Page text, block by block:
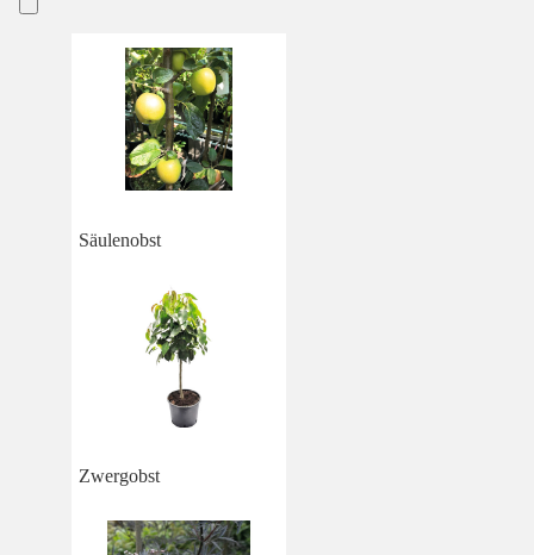
Säulenobst
Zwergobst